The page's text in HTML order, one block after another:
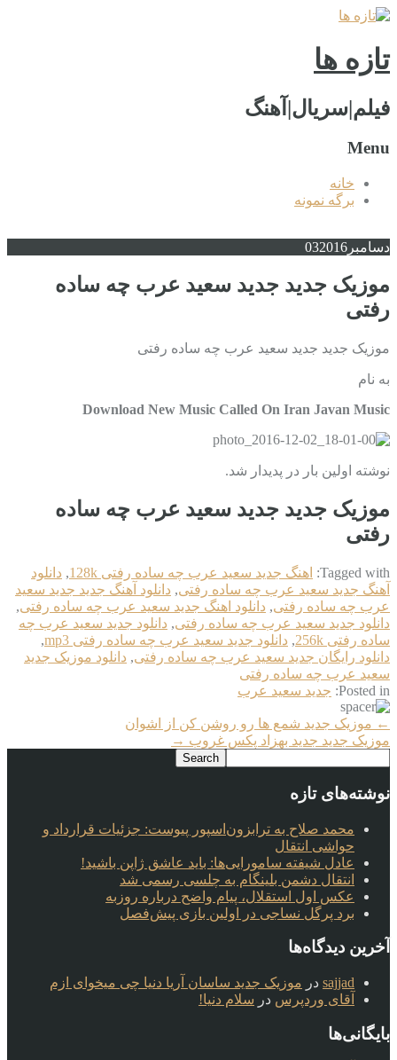
تازه ها
فیلم|سریال|آهنگ
Menu
خانه
برگه نمونه
دسامبر 032016
موزیک جدید جديد سعید عرب چه ساده
رفتی
موزیک جدید جديد سعید عرب چه ساده رفتی
به نام
Download New Music Called On Iran Javan Music
نوشته اولین بار در پدیدار شد.
موزیک جدید جديد سعید عرب چه ساده
رفتی
Tagged with: اهنگ جديد سعید عرب چه ساده رفتی 128k , دانلود
آهنگ جديد سعید عرب چه ساده رفتی, دانلود آهنگ جدید جديد سعید
عرب چه ساده رفتی, دانلود اهنگ جديد سعید عرب چه ساده رفتی,
دانلود جديد سعید عرب چه ساده رفتی, دانلود جديد سعید عرب چه
ساده رفتی 256k
, دانلود جديد سعید عرب چه ساده رفتی mp3
,
دانلود رایگان جديد سعید عرب چه ساده رفتی, دانلود موزیک جديد
سعید عرب چه ساده رفتی
Posted in: جديد سعید عرب
More
Articles
← موزیک جدید شمع ها رو روشن کن از اشوان
موزیک جدید جديد بهزاد پکس غروب →
نوشته‌های تازه
محمد صلاح به ترابزون‌اسپور پیوست: جزئیات قرارداد و
حواشی انتقال
عادل شیفته سامورایی‌ها: باید عاشق ژاپن باشید!
انتقال دشمن بلینگام به چلسی رسمی شد
عکس اول استقلال، پیام واضح درباره روزبه
برد پرگل نساجی در اولین بازی پیش‌فصل
آخرین دیدگاه‌ها
sajjad در موزیک جدید ساسان آریا دنیا چی میخوای ازم
آقای وردپرس در سلام دنیا!
بایگانی‌ها